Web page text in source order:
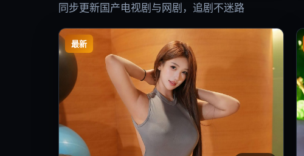
同步更新国产电视剧与网剧，追剧不迷路
最新